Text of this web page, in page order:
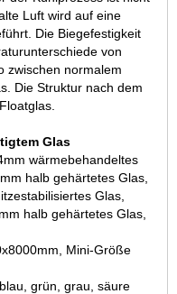
Luft wird auf eine
Die Biegefestigkeit
von
zwischen normalem
Die Struktur nach dem
Glas
wärmebehandeltes
halb gehärtetes Glas,
Glas,
halb gehärtetes Glas,
Mini-Größe
grün, grau, säure